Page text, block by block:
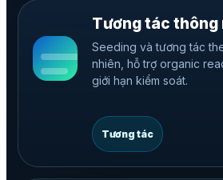
Tương tác thông
Seeding và tương tác
nhiên, hỗ trợ organic
giới hạn kiểm soát.
Tương tác